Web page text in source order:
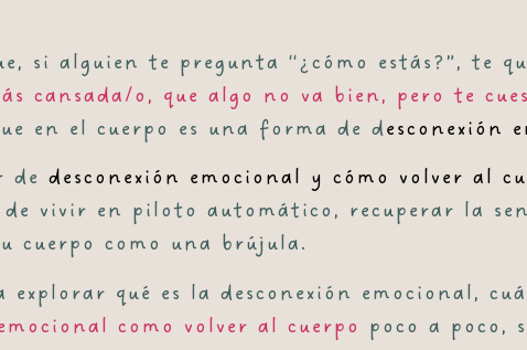
si alguien te pregunta “¿cómo estás?”, te
cansada/o, que algo no va bien, pero te
en el cuerpo es una forma de desconexión
de desconexión emocional y cómo volver al
vivir en piloto automático, recuperar la
cuerpo como una brújula.
qué es la desconexión emocional,
como volver al cuerpo poco a poco,